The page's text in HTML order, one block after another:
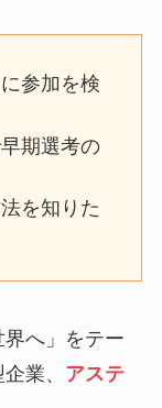
参加を検
期選考の
を知りた
へ」をテー
業、 アステ